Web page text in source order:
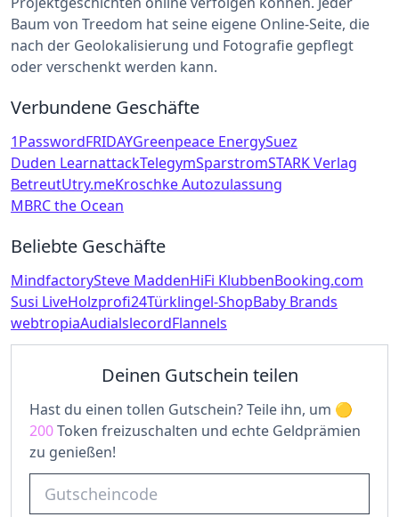
Baum von Treedom hat seine eigene Online-Seite, die
nach der Geolokalisierung und Fotografie gepflegt
oder verschenkt werden kann.
Verbundene Geschäfte
1PasswordFRIDAYGreenpeace EnergySuez
Duden LearnattackTelegymSparstromSTARK Verlag
BetreutUtry.meKroschke Autozulassung
MBRC the Ocean
Beliebte Geschäfte
MindfactorySteve MaddenHiFi KlubbenBooking.com
Susi LiveHolzprofi24Türklingel-ShopBaby Brands
webtropiaAudialslecordFlannels
Deinen Gutschein teilen
Hast du einen tollen Gutschein? Teile ihn, um
200Token freizuschalten und echte Geldprämien
zu genießen!